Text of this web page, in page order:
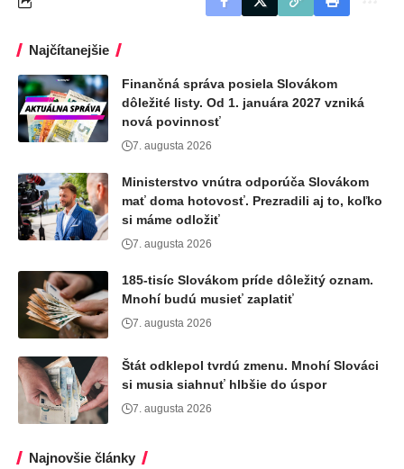
Najčítanejšie
Finančná správa posiela Slovákom
dôležité listy. Od 1. januára 2027 vzniká
nová povinnosť
7. augusta 2026
Ministerstvo vnútra odporúča Slovákom
mať doma hotovosť. Prezradili aj to, koľko
si máme odložiť
7. augusta 2026
185-tisíc Slovákom príde dôležitý oznam.
Mnohí budú musieť zaplatiť
7. augusta 2026
Štát odklepol tvrdú zmenu. Mnohí Slováci
si musia siahnuť hlbšie do úspor
7. augusta 2026
Najnovšie články